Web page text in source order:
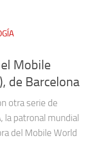
Mobile
de Barcelona
otra serie de
la patronal mundial
del Mobile World